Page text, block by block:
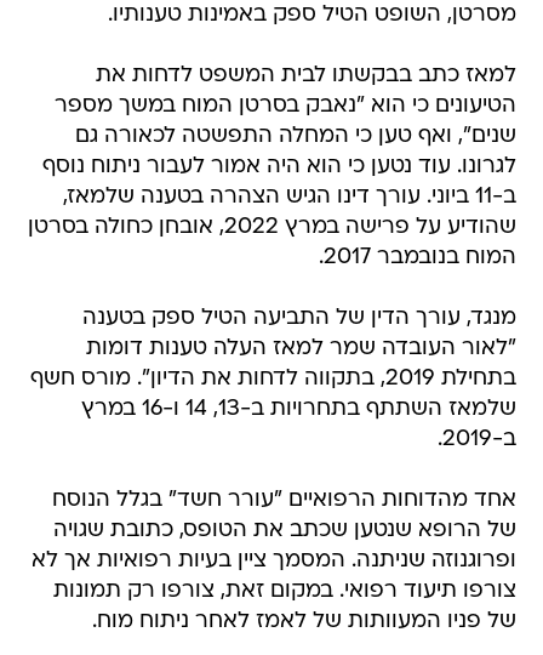
מסרטן, השופט הטיל ספק באמינות טענותיו.
למאז כתב בבקשתו לבית המשפט לדחות את
הטיעונים כי הוא "נאבק בסרטן המוח במשך מספר
שנים", ואף טען כי המחלה התפשטה לכאורה גם
לגרונו. עוד נטען כי הוא היה אמור לעבור ניתוח נוסף
ב-11 ביוני. עורך דינו הגיש הצהרה בטענה שלמאז,
שהודיע על פרישה במרץ 2022, אובחן כחולה בסרטן
המוח בנובמבר 2017.
מנגד, עורך הדין של התביעה הטיל ספק בטענה
"לאור העובדה שמר למאז העלה טענות דומות
בתחילת 2019, בתקווה לדחות את הדיון". מורס חשף
שלמאז השתתף בתחרויות ב-13, 14 ו-16 במרץ
ב-2019.
אחד מהדוחות הרפואיים "עורר חשד" בגלל הנוסח
של הרופא שנטען שכתב את הטופס, כתובת שגויה
ופרוגנוזה שניתנה. המסמך ציין בעיות רפואיות אך לא
צורפו תיעוד רפואי. במקום זאת, צורפו רק תמונות
של פניו המעוותות של לאמז לאחר ניתוח מוח.